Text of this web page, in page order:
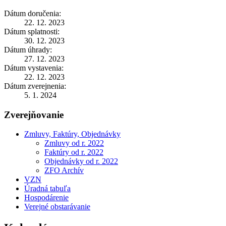
Dátum doručenia:
22. 12. 2023
Dátum splatnosti:
30. 12. 2023
Dátum úhrady:
27. 12. 2023
Dátum vystavenia:
22. 12. 2023
Dátum zverejnenia:
5. 1. 2024
Zverejňovanie
Zmluvy, Faktúry, Objednávky
Zmluvy od r. 2022
Faktúry od r. 2022
Objednávky od r. 2022
ZFO Archív
VZN
Úradná tabuľa
Hospodárenie
Verejné obstarávanie